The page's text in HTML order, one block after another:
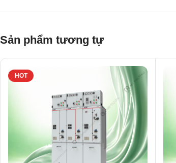
Sản phẩm tương tự
HOT